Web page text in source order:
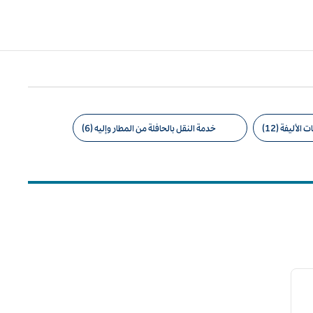
الأليفة (12) خدمة النقل بالحافلة من المطار وإليه (6)
التالية